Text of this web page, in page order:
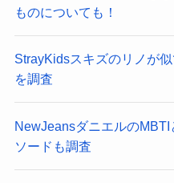
ものについても！
StrayKidsスキズのリノが
を調査
NewJeansダニエルの
ソードも調査